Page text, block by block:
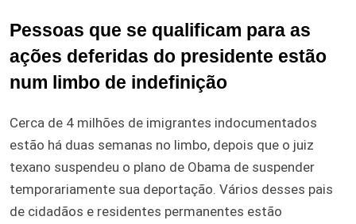
Pessoas que se qualificam para as
ações deferidas do presidente estão
num limbo de indefinição
Cerca de 4 milhões de imigrantes indocumentados
estão há duas semanas no limbo, depois que o juiz
texano suspendeu o plano de Obama de suspender
temporariamente sua deportação. Vários desses pais
de cidadãos e residentes permanentes estão